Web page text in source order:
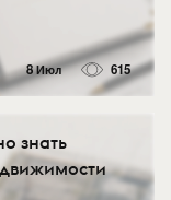
8 Июл 615
знать